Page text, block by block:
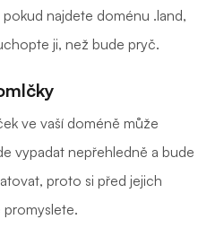
najdete doménu .land,
ji, než bude pryč.
ve vaší doméně může
vypadat nepřehledně a bude
proto si před jejich
promyslete.